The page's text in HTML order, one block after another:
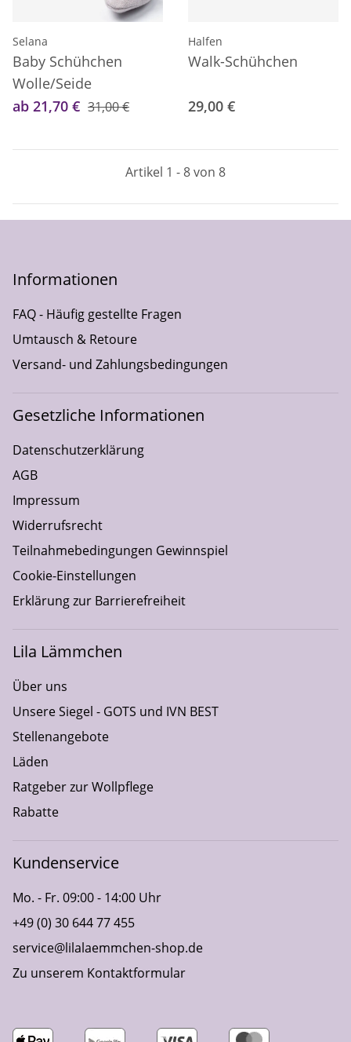
Selana
Baby Schühchen
Wolle/Seide
ab 21,70 € 31,00 €
Halfen
Walk-Schühchen
29,00 €
Artikel 1 - 8 von 8
Informationen
FAQ - Häufig gestellte Fragen
Umtausch & Retoure
Versand- und Zahlungsbedingungen
Gesetzliche Informationen
Datenschutzerklärung
AGB
Impressum
Widerrufsrecht
Teilnahmebedingungen Gewinnspiel
Cookie-Einstellungen
Erklärung zur Barrierefreiheit
Lila Lämmchen
Über uns
Unsere Siegel - GOTS und IVN BEST
Stellenangebote
Läden
Ratgeber zur Wollpflege
Rabatte
Kundenservice
Mo. - Fr. 09:00 - 14:00 Uhr
+49 (0) 30 644 77 455
service@lilalaemmchen-shop.de
Zu unserem Kontaktformular